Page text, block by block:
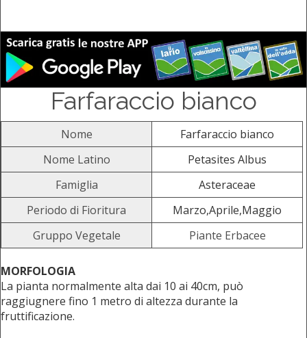
Farfaraccio bianco
Nome
Farfaraccio bianco
Nome Latino
Petasites Albus
Famiglia
Asteraceae
Periodo di Fioritura
Marzo,Aprile,Maggio
Gruppo Vegetale
Piante Erbacee
MORFOLOGIA
La pianta normalmente alta dai 10 ai 40cm, può
raggiugnere fino 1 metro di altezza durante la
fruttificazione.